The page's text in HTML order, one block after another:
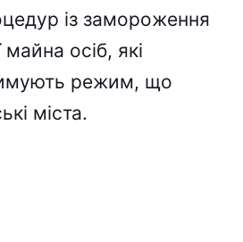
із замороження
майна осіб, які
режим, що
міста.